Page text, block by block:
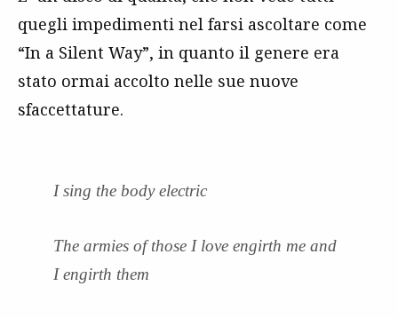
quegli impedimenti nel farsi ascoltare come
“In a Silent Way”, in quanto il genere era
stato ormai accolto nelle sue nuove
sfaccettature.
I sing the body electric
The armies of those I love engirth me and
I engirth them